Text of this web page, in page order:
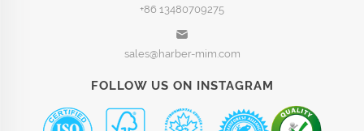
+86 13480709275
sales@harber-mim.com
FOLLOW US ON INSTAGRAM